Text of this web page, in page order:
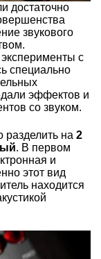
достаточно
звукового
с
специально
эффектов и
со звуком.
на 2
. В первом
и
этот вид
находится